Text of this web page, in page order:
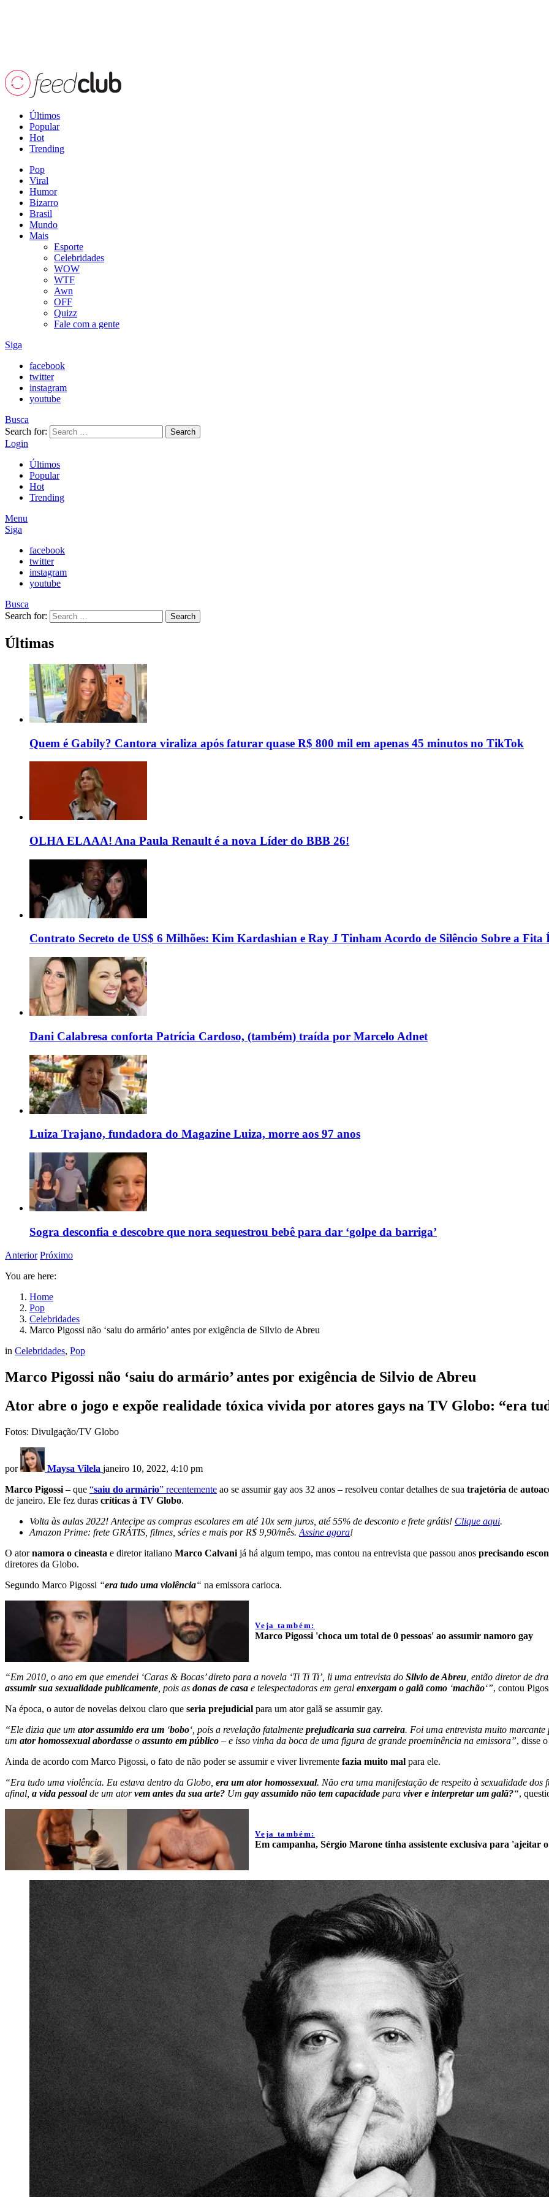
Últimos
Popular
Hot
Trending
Pop
Viral
Humor
Bizarro
Brasil
Mundo
Mais
Esporte
Celebridades
WOW
WTF
Awn
OFF
Quizz
Fale com a gente
Siga
facebook
twitter
instagram
youtube
Busca
Search for:
Search
Login
Últimos
Popular
Hot
Trending
Menu
Siga
facebook
twitter
instagram
youtube
Busca
Search for:
Search
Últimas
Quem é Gabily? Cantora viraliza após faturar quase R$ 800 mil em apenas 45 minutos no TikTok
OLHA ELAAA! Ana Paula Renault é a nova Líder do BBB 26!
Contrato Secreto de US$ 6 Milhões: Kim Kardashian e Ray J Tinham Acordo de Silêncio Sobre a Fita
Dani Calabresa conforta Patrícia Cardoso, (também) traída por Marcelo Adnet
Luiza Trajano, fundadora do Magazine Luiza, morre aos 97 anos
Sogra desconfia e descobre que nora sequestrou bebê para dar ‘golpe da barriga’
Anterior Próximo
You are here:
Home
Pop
Celebridades
Marco Pigossi não ‘saiu do armário’ antes por exigência de Silvio de Abreu
in Celebridades, Pop
Marco Pigossi não ‘saiu do armário’ antes por exigência de Silvio de Abreu
Ator abre o jogo e expõe realidade tóxica vivida por atores gays na TV Globo: “era
Fotos: Divulgação/TV Globo
por Maysa Vilela janeiro 10, 2022, 4:10 pm
Marco Pigossi – que “saiu do armário” recentemente ao se assumir gay aos 32 anos – resolveu contar detalhes de sua trajetória de
de janeiro. Ele fez duras críticas à TV Globo.
Volta às aulas 2022! Antecipe as compras escolares em até 10x sem juros, até 55% de desconto e frete grátis! Clique aqui.
Amazon Prime: frete GRÁTIS, filmes, séries e mais por R$ 9,90/mês. Assine agora!
O atornamora o cineasta e diretor italiano Marco Calvani já há algum tempo, mas contou na entrevista que passou anos precisando
diretores da Globo.
Segundo Marco Pigossi “era tudo uma violência“ na emissora carioca.
Veja também:
Marco Pigossi 'choca um total de 0 pessoas' ao assumir namoro gay
“Em 2010, o ano em que emendei ‘Caras & Bocas’ direto para a novela ‘Ti Ti Ti’, li uma entrevista do Silvio de Abreu , então diretor de
assumir sua sexualidade publicamente , pois as donas de casa e telespectadoras em geral enxergam o galã como ‘machão‘”, contou
Na época, o autor de novelas deixou claro que seria prejudicial para um ator galã se assumir gay.
“Ele dizia que um ator assumido era um ‘bobo‘, pois a revelação fatalmente prejudicaria sua carreira. Foi uma entrevista muito
um ator homossexual abordasse o assunto em público – e isso vinha da boca de uma figura de grande proeminência na emissora”, disse
Ainda de acordo com Marco Pigossi, o fato de não poder se assumir e viver livremente fazia muito mal para ele.
“Era tudo uma violência. Eu estava dentro da Globo, era um ator homossexual. Não era uma manifestação de respeito à sexualidade
afinal, a vida pessoalde um atorvem antes da sua arte? Um gay assumido não tem capacidade para viver e interpretar um galã?“,
Veja também:
Em campanha, Sérgio Marone tinha assistente exclusiva para 'ajeitar